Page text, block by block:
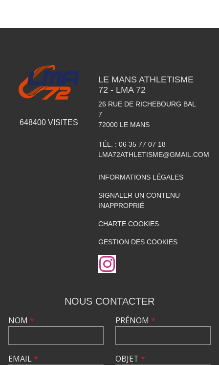
648400 VISITES
LE MANS ATHLETISME
72 - LMA 72
26 RUE DE RICHEBOURG BAL
7
72000 LE MANS
TÉL. : 06 35 77 07 18
LMA72ATHLETISME@GMAIL.COM
INFORMATIONS LÉGALES
SIGNALER UN CONTENU
INAPPROPRIÉ
CHARTE COOKIES
GESTION DES COOKIES
NOUS CONTACTER
NOM *
EMAIL*
PRÉNOM *
OBJET *